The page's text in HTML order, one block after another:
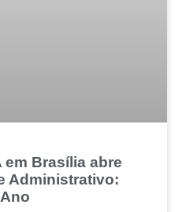
em Brasília abre
Administrativo: